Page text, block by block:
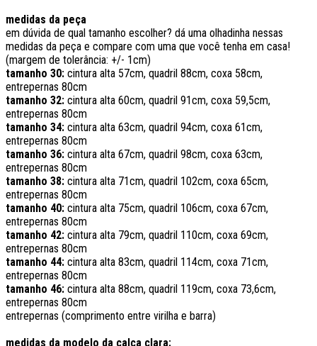
medidas da peça
em dúvida de qual tamanho escolher? dá uma olhadinha nessas
medidas da peça e compare com uma que você tenha em casa!
(margem de tolerância: +/- 1cm)
tamanho 30: cintura alta 57cm, quadril 88cm, coxa 58cm,
entrepernas 80cm
tamanho 32: cintura alta 60cm, quadril 91cm, coxa 59,5cm,
entrepernas 80cm
tamanho 34: cintura alta 63cm, quadril 94cm, coxa 61cm,
entrepernas 80cm
tamanho 36: cintura alta 67cm, quadril 98cm, coxa 63cm,
entrepernas 80cm
tamanho 38: cintura alta 71cm, quadril 102cm, coxa 65cm,
entrepernas 80cm
tamanho 40: cintura alta 75cm, quadril 106cm, coxa 67cm,
entrepernas 80cm
tamanho 42: cintura alta 79cm, quadril 110cm, coxa 69cm,
entrepernas 80cm
tamanho 44: cintura alta 83cm, quadril 114cm, coxa 71cm,
entrepernas 80cm
tamanho 46: cintura alta 88cm, quadril 119cm, coxa 73,6cm,
entrepernas 80cm
entrepernas (comprimento entre virilha e barra)
medidas da modelo da calça clara: